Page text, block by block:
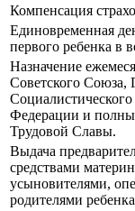
Компенсация
Единовременная
первого ребенка в
Назначение
Советского Союза,
Федерации и
Трудовой Славы.
Выдача
средствами
усыновителями,
родителями